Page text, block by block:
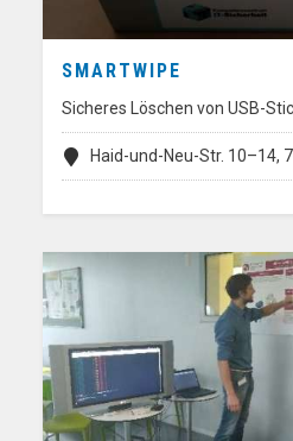
SMARTWIPE
Sicheres Löschen von USB-
Haid-und-Neu-Str. 10–14,